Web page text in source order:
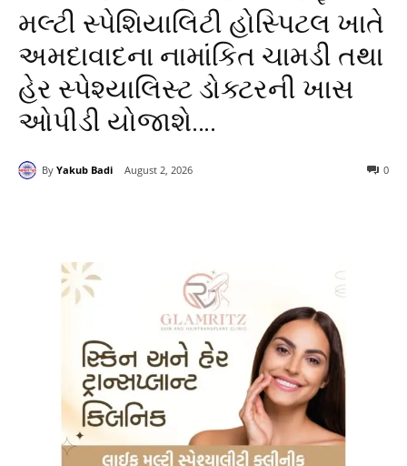
મલ્ટી સ્પેશિયાલિટી હોસ્પિટલ ખાતે
અમદાવાદના નામાંકિત ચામડી તથા
હેર સ્પેશ્યાલિસ્ટ ડોક્ટરની ખાસ
ઓપીડી યોજાશે….
By Yakub Badi August 2, 2026 0